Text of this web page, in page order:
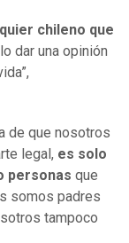
chileno que
dar una opinión
de que nosotros
legal, es solo
personas que
somos padres
tampoco